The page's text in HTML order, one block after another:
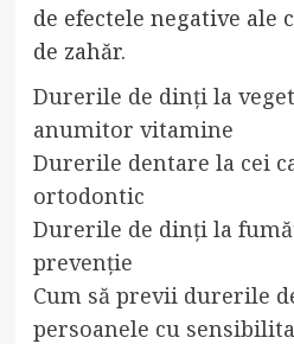
de efectele negative ale
de zahăr.
Durerile de dinți la
anumitor vitamine
Durerile dentare la cei
ortodontic
Durerile de dinți la
prevenție
Cum să previi durerile
persoanele cu